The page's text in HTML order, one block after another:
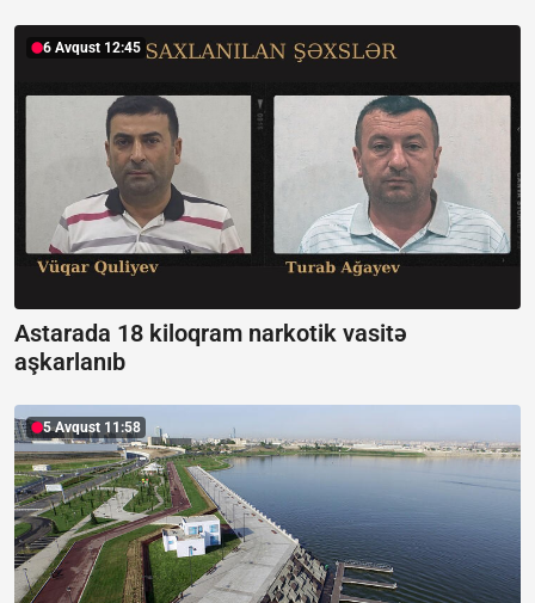
6 Avqust 12:45
Astarada 18 kiloqram narkotik vasitə
aşkarlanıb
5 Avqust 11:58